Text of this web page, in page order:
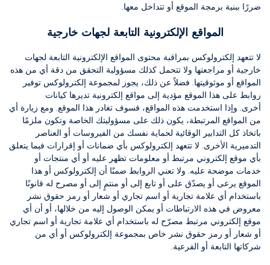
ضررًا ببنية برمجة الموقع أو تتداخل معها.
المواقع الإلكترونية التابعة لجهات خارجية
لا تتعهد إلكترولوكس بمراقبة محتوى المواقع الإلكترونية التابعة لجهات
خارجية أو مراجعتها ولا تتحمل كذلك مسؤولية التحقق من دقة أي من هذه
المواقع أو موثوقيتها. فضلاً عن ذلك، يجوز لمجموعة إلكترولوكس توفير
روابط على هذا الموقع مؤدية إلى مواقع إلكترونية تديرها كيانات
أخرى. وإذا استخدمت هذه المواقع، فسوف تغادر هذا الموقع. ومع زيارة أي
من المواقع المرتبطة، يكون ذلك على مسؤوليتك الخاصة وتكون ملزمًا
باتخاذ كل التدابير الوقائية لحماية نفسك من الفيروسات أو العناصر
التدميرية الأخرى. لا تتعهد إلكترولوكس بأي ضمانات أو إقرارات فيما يتعلق
بأي موقع إلكتروني مرتبط أو معلومات تظهر عليه أو أي منتجات أو
خدمات موضحة عليه. ولا تعني الروابط ضمنًا أن إلكترولوكس أو هذا
الموقع يرعى أو يصدّق على أو تابع إلى أو منتمٍ إلى أو مصرح له قانونًا
باستخدام أي علامة تجارية أو اسم تجاري أو شعار أو رمز حقوق نشر
معروض في هذه الارتباطات أو يمكن الوصول إليه من خلالها، أو أن أي
موقع إلكتروني مرتبط مصرّح له باستخدام أي علامة تجارية أو اسم تجاري
أو شعار أو رمز حقوق نشر خاص بمجموعة إلكترولوكس أو أي من
شركاتها التابعة أو الفرعية.